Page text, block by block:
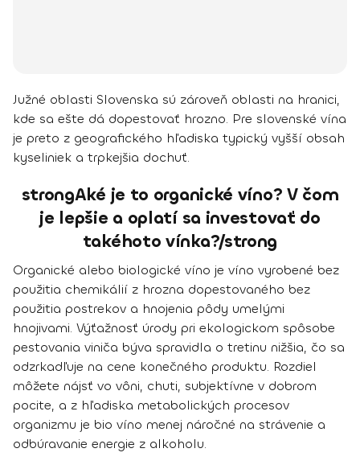
Južné oblasti Slovenska sú zároveň oblasti na hranici,
kde sa ešte dá dopestovať hrozno. Pre slovenské vína
je preto z geografického hľadiska typický vyšší obsah
kyseliniek a trpkejšia dochuť.
strongAké je to organické víno? V čom
je lepšie a oplatí sa investovať do
takéhoto vínka?/strong
Organické alebo biologické víno je víno vyrobené bez
použitia chemikálií z hrozna dopestovaného bez
použitia postrekov a hnojenia pôdy umelými
hnojivami. Výťažnosť úrody pri ekologickom spôsobe
pestovania viniča býva spravidla o tretinu nižšia, čo sa
odzrkadľuje na cene konečného produktu. Rozdiel
môžete nájsť vo vôni, chuti, subjektívne v dobrom
pocite, a z hľadiska metabolických procesov
organizmu je bio víno menej náročné na strávenie a
odbúravanie energie z alkoholu.